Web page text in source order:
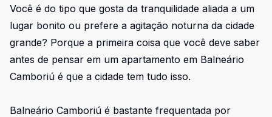
Você é do tipo que gosta da tranquilidade aliada a um
lugar bonito ou prefere a agitação noturna da cidade
grande? Porque a primeira coisa que você deve saber
antes de pensar em um apartamento em Balneário
Camboriú é que a cidade tem tudo isso.
Balneário Camboriú é bastante frequentada por